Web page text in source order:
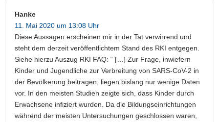
Hanke
11. Mai 2020 um 13:08 Uhr
Diese Aussagen erscheinen mir in der Tat verwirrend und
steht dem derzeit veröffentlichtem Stand des RKI entgegen.
Siehe hierzu Auszug RKI FAQ: “ […] Zur Frage, inwiefern
Kinder und Jugendliche zur Verbreitung von SARS-CoV-2 in
der Bevölkerung beitragen, liegen bislang nur wenige Daten
vor. In den meisten Studien zeigte sich, dass Kinder durch
Erwachsene infiziert wurden. Da die Bildungseinrichtungen
während der meisten Untersuchungen geschlossen waren,